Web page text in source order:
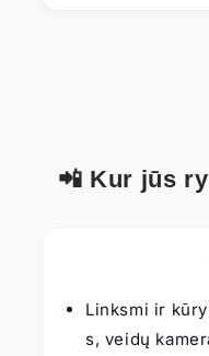
📲 Kur jūs
Linksmi ir
s, veidų